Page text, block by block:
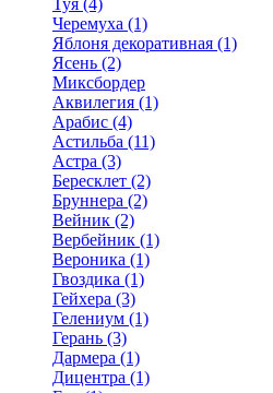
Туя (4)
Черемуха (1)
Яблоня декоративная (1)
Ясень (2)
Миксбордер
Аквилегия (1)
Арабис (4)
Астильба (11)
Астра (3)
Бересклет (2)
Бруннера (2)
Вейник (2)
Вербейник (1)
Вероника (1)
Гвоздика (1)
Гейхера (3)
Гелениум (1)
Герань (3)
Дармера (1)
Дицентра (1)